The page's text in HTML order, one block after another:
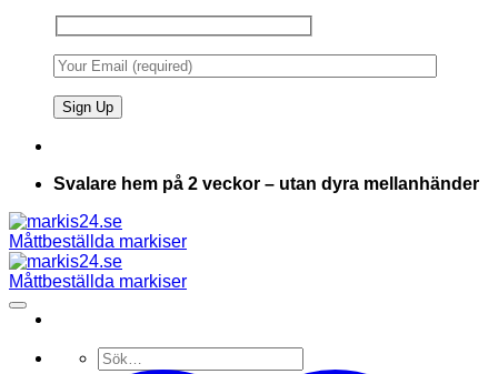
Svalare hem på 2 veckor – utan dyra mellanhänder
Sök